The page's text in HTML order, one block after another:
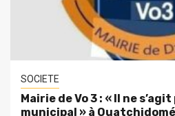
SOCIETE
Mairie de Vo 3 : « Il ne
municipal » à Ouatchidomé